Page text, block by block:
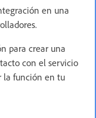
en una
para crear una
con el servicio
la función en tu